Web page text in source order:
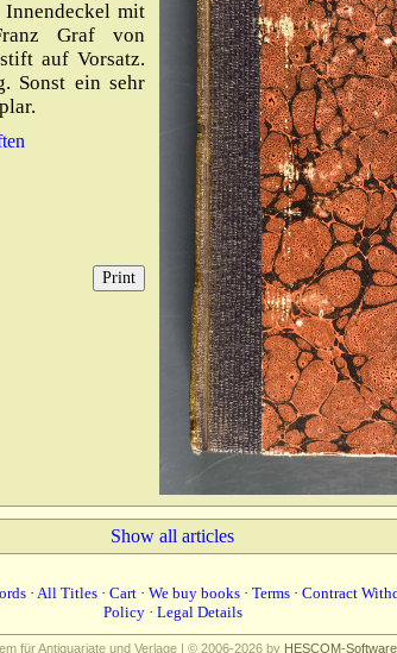
Innendeckel mit
Graf von
auf Vorsatz.
Sonst ein sehr
Show all articles
· All Titles · Cart · We buy books · Terms · Contract
Policy· Legal Details
für Antiquariate und Verlage | © 2006-2026 by HESCOM-Software